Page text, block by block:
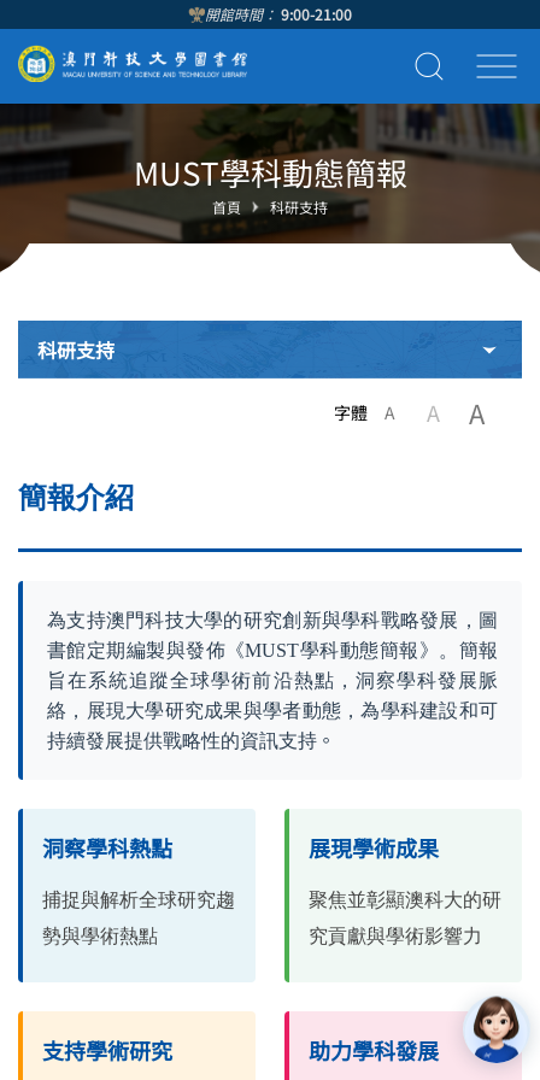
開館時間： 9:00-21:00
MUST學科動態簡報
首頁 科研支持
科研支持
字體 A A A
簡報介紹
為支持澳門科技大學的研究創新與學科戰略發展，圖
書館定期編製與發佈《MUST學科動態簡報》。簡報
旨在系統追蹤全球學術前沿熱點，洞察學科發展脈
絡，展現大學研究成果與學者動態，為學科建設和可
持續發展提供戰略性的資訊支持 。
洞察學科熱點
捕捉與解析全球研究趨
勢與學術熱點
展現學術成果
聚焦並彰顯澳科大的研
究貢獻與學術影響力
支持學術研究 助力學科發展